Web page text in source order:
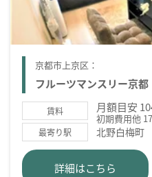
京都市上京区：
フルーツマンスリー京
賃料 月額目安
初期費用他
最寄り駅 北野白梅町
詳細はこちら